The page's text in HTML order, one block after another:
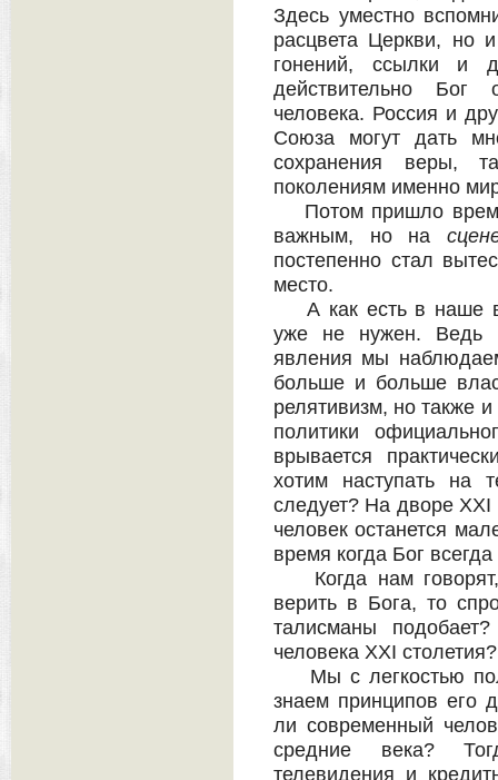
Здесь уместно
расцвета Церкви, но
гонений, ссылки и
действительно
человека. Россия и
Союза могут дать
сохранения веры,
поколениям именно
Потом пришло
важным, но на
постепенно стал
место.
А как есть в наше
уже не нужен. Ведь
явления мы
больше и больше
релятивизм, но также
политики
врывается
хотим наступать на
следует? На дворе XXI
человек останется
время когда Бог
Когда нам
верить в Бога, то
талисманы
человека XXI столетия?
Мы с легкостью
знаем принципов его
ли современный
средние века?
телевидения и